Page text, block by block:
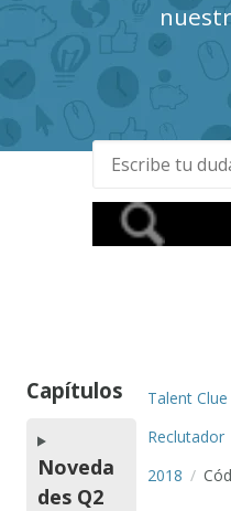
Talent
Reclutador
2018
Capítulos
Noveda
des Q2